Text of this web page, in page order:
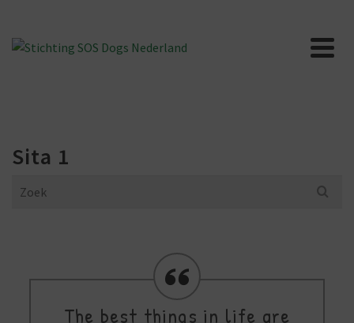
Sita 1
Search
The best things in life are